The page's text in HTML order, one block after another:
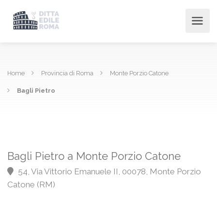
Home Provincia di Roma Monte Porzio Catone
Bagli Pietro
Bagli Pietro a Monte Porzio Catone
54, Via Vittorio Emanuele II, 00078, Monte Porzio
Catone (RM)